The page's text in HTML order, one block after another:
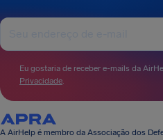
Eu gostaria de receber e-mails da
Privacidade.
A AirHelp é membro da Associação dos